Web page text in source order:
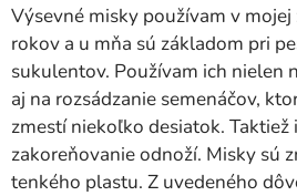
Výsevné misky používam v
rokov a u mňa sú základom pri
sukulentov. Používam ich nielen
aj na rozsádzanie semenáčov,
zmestí niekoľko desiatok. Taktiež
zakoreňovanie odnoží. Misky sú
tenkého plastu. Z uvedeného